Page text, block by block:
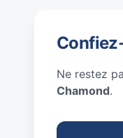
Ne restez
Chamond.